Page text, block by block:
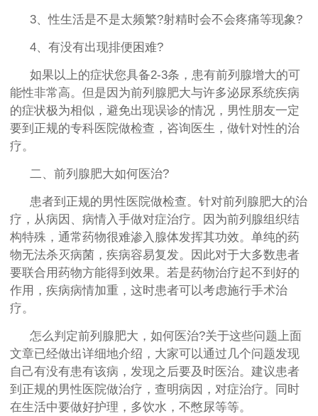
3、性生活是不是太频繁?射精时会不会疼痛等现象?
4、有没有出现排便困难?
如果以上的症状您具备2-3条，患有前列腺增大的可
能性非常高。但是因为前列腺肥大与许多泌尿系统疾病
的症状极为相似，避免出现误诊的情况，男性朋友一定
要到正规的专科医院做检查，咨询医生，做针对性的治
疗。
二、前列腺肥大如何医治?
患者到正规的男性医院做检查。针对前列腺肥大的治
疗，从病因、病情入手做对症治疗。因为前列腺组织结
构特殊，通常药物很难渗入腺体发挥其功效。单纯的药
物无法杀灭病菌，疾病容易复发。因此对于大多数患者
要联合用药物方能得到效果。若是药物治疗起不到好的
作用，疾病病情加重，这时患者可以考虑施行手术治
疗。
怎么判定前列腺肥大，如何医治?关于这些问题上面
文章已经做出详细地介绍，大家可以通过几个问题发现
自己有没有患有该病，发现之后要及时医治。建议患者
到正规的男性医院做治疗，查明病因，对症治疗。同时
在生活中要做好护理，多饮水，不憋尿等等。